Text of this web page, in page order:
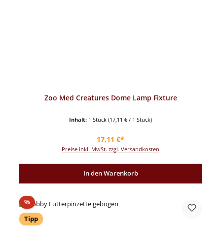
Zoo Med Creatures Dome Lamp Fixture
Inhalt: 1 Stück (17,11 € / 1 Stück)
Regulärer Preis:
17,11 €*
Preise inkl. MwSt. zzgl. Versandkosten
In den Warenkorb
%Rabatt
Tipp